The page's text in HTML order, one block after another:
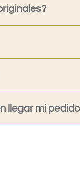
llegar mi